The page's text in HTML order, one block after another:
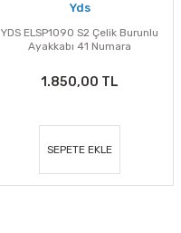
Yds
YDS ELSP1090 S2 Çelik Burunlu
Ayakkabı 41 Numara
1.850,00 TL
SEPETE EKLE